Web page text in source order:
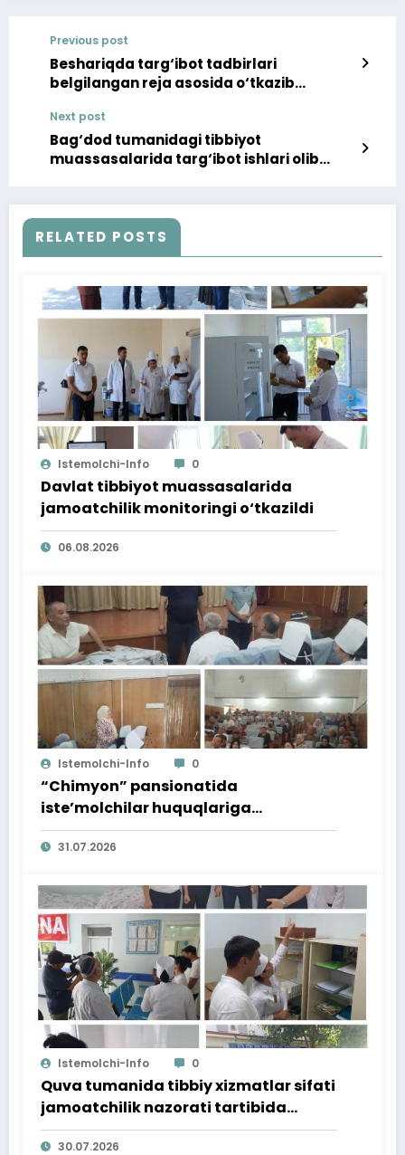
Previous post
Beshariqda targ‘ibot tadbirlari
belgilangan reja asosida o‘tkazib
Next post
Bag‘dod tumanidagi tibbiyot
muassasalarida targ‘ibot ishlari olib
RELATED POSTS
Istemolchi-Info 0
Davlat tibbiyot muassasalarida
jamoatchilik monitoringi o‘tkazildi
06.08.2026
Istemolchi-Info 0
“Chimyon” pansionatida
iste’molchilar huquqlariga
bag‘ishlangan targ‘ibot tadbiri
o‘tkazildi
31.07.2026
Istemolchi-Info 0
Quva tumanida tibbiy xizmatlar sifati
jamoatchilik nazorati tartibida
o‘rganildi
30.07.2026